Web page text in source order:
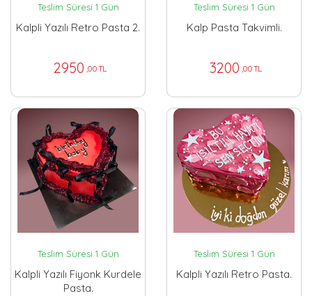
Teslim Süresi 1 Gün
Kalpli Yazılı Retro Pasta 2.
2950 ,00 TL
Teslim Süresi 1 Gün
Kalp Pasta Takvimli.
3200 ,00 TL
Teslim Süresi 1 Gün
Kalpli Yazılı Fiyonk Kurdele
Pasta.
Teslim Süresi 1 Gün
Kalpli Yazılı Retro Pasta.